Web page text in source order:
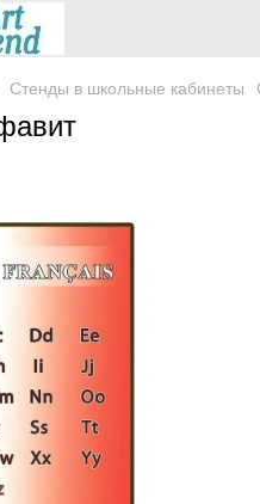
Стенды в школьные кабинеты